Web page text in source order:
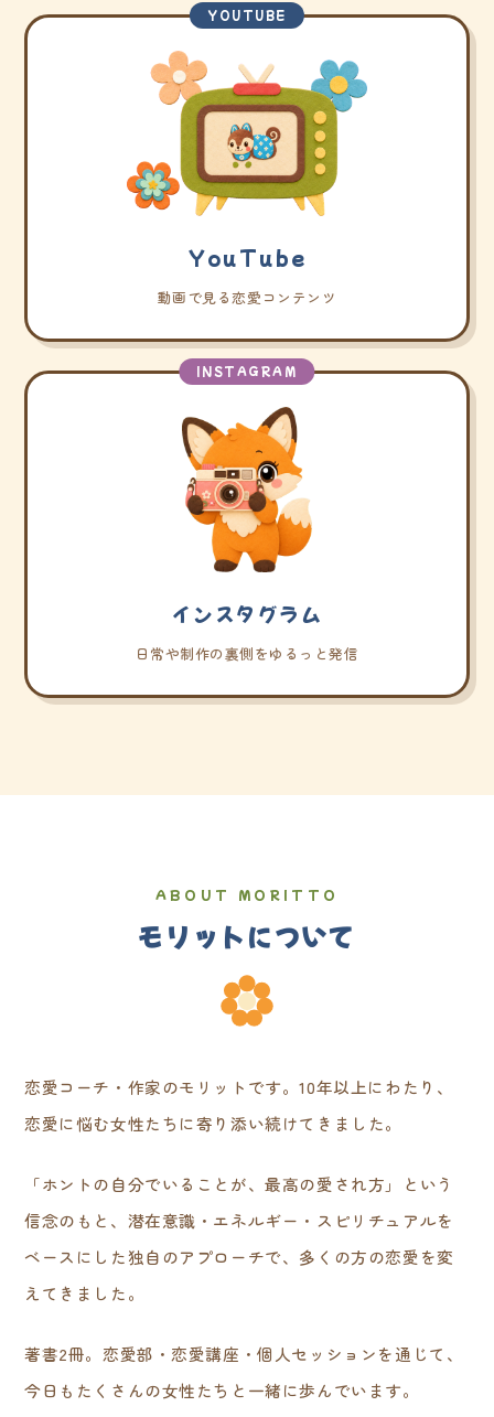
YOUTUBE
YouTube
動画で見る恋愛コンテンツ
INSTAGRAM
インスタグラム
日常や制作の裏側をゆるっと発信
ABOUT MORITTO
モリットについて
恋愛コーチ・作家のモリットです。10年以上にわたり、
恋愛に悩む女性たちに寄り添い続けてきました。
「ホントの自分でいることが、最高の愛され方」という
信念のもと、潜在意識・エネルギー・スピリチュアルを
ベースにした独自のアプローチで、多くの方の恋愛を変
えてきました。
著書2冊。恋愛部・恋愛講座・個人セッションを通じて、
今日もたくさんの女性たちと一緒に歩んでいます。